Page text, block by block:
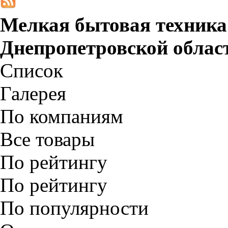
Мелкая бытовая
Днепропетровской
Список
Галерея
По компаниям
Все товары
По рейтингу
По рейтингу
По популярности